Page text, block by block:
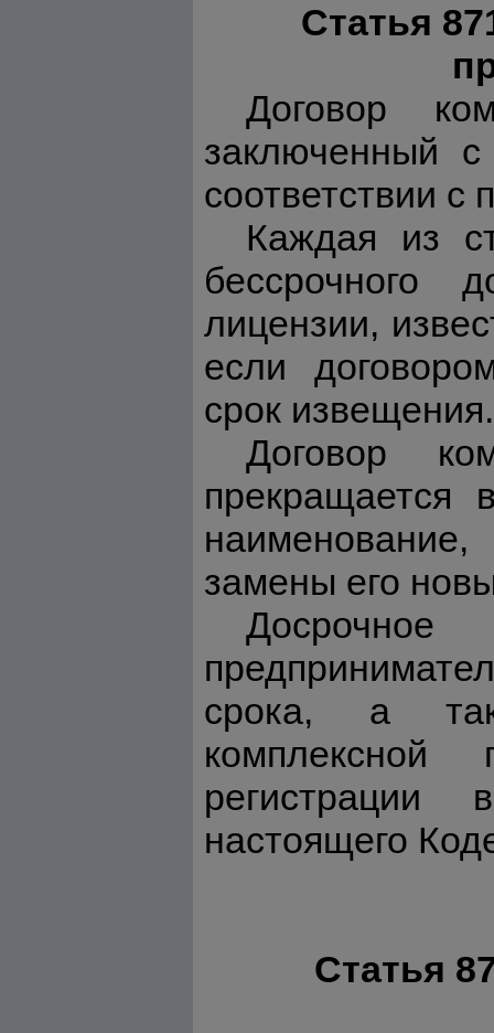
Статья
Договор
заключенный
соответствии
Каждая из
бессрочного
лицензии,
если
срок извещения.
Договор
прекращается
замены его
срока, а
комплексной
настоящего
Статья